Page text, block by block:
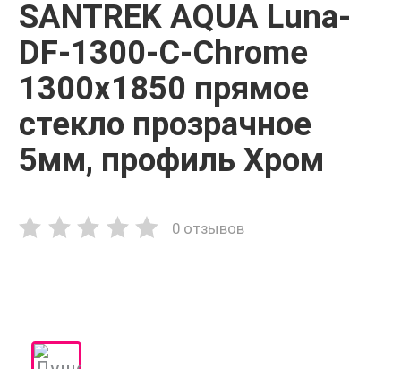
SANTREK AQUA Luna-
DF-1300-C-Chrome
1300х1850 прямое
стекло прозрачное
5мм, профиль Хром
0 отзывов